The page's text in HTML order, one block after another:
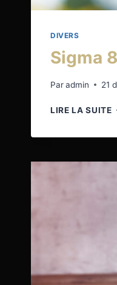
DIVERS
Sigma
Paradmin 21
LIRE LA SUITE